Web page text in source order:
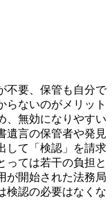
不要、保管も自分で
らないのがメリット
、無効になりやすい
遺言の保管者や発見
して「検認」を請求
っては若干の負担と
が開始された法務局
検認の必要はなくな